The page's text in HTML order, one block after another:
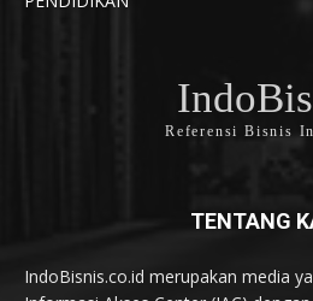
Referensi Bisnis
TENTANG
IndoBisnis.co.id merupakan media